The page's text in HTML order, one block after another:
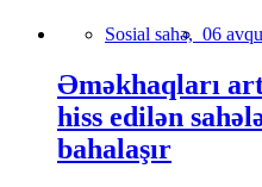
Sosial sahə, 06
Əməkhaqları
hiss edilən
bahalaşır